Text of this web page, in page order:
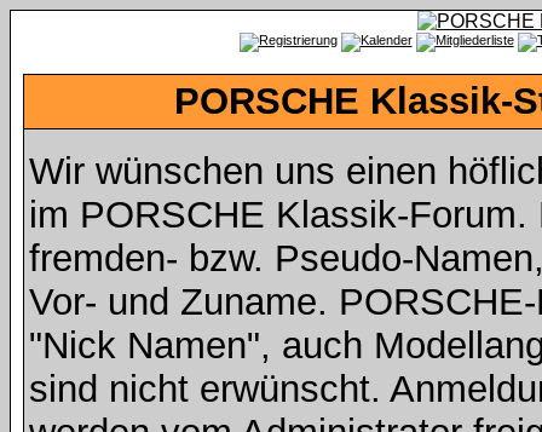
PORSCHE Klassik-
Wir wünschen uns einen
im PORSCHE Klassik-
fremden- bzw. Pseudo-
Vor- und Zuname.
"Nick Namen", auch
sind nicht erwünscht.